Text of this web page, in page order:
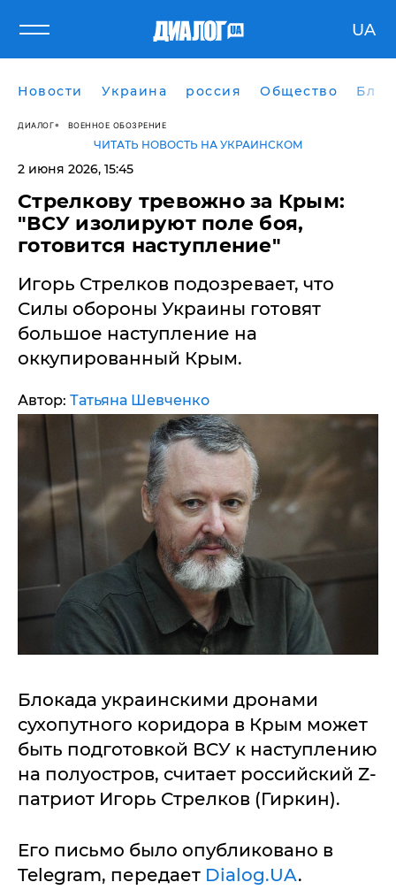
UA
Новости Украина россия Общество
ДИАЛОГ ВОЕННОЕ ОБОЗРЕНИЕ
ЧИТАТЬ НОВОСТЬ НА УКРАИНСКОМ
2 июня 2026, 15:45
​Стрелкову тревожно за Крым:
"ВСУ изолируют поле боя,
готовится наступление"
Игорь Стрелков подозревает, что
Силы обороны Украины готовят
большое наступление на
оккупированный Крым.
Автор: Татьяна Шевченко
Блокада украинскими дронами
сухопутного коридора в Крым может
быть подготовкой ВСУ к наступлению
на полуостров, считает российский Z-
патриот Игорь Стрелков (Гиркин).
Его письмо было опубликовано в
Telegram, передает Dialog.UA.